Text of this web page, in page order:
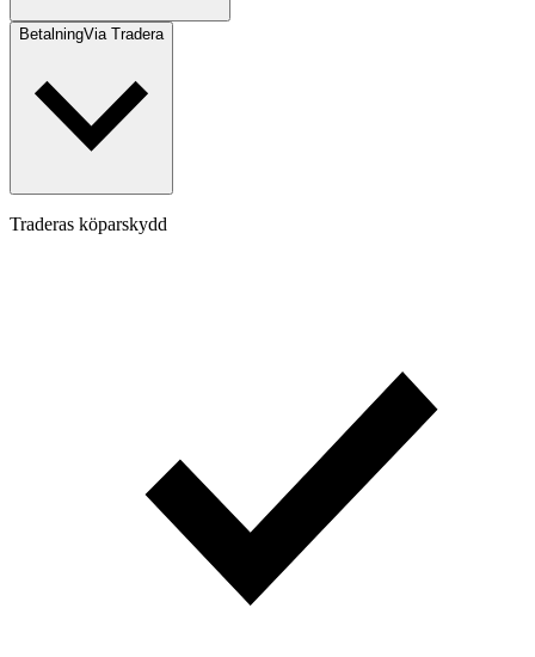
BetalningVia Tradera
Traderas köparskydd